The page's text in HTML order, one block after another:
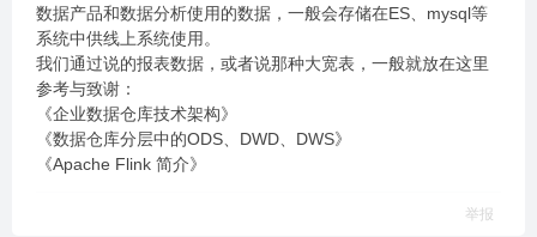
数据产品和数据分析使用的数据，一般会存储在ES、mysql等
系统中供线上系统使用。
我们通过说的报表数据，或者说那种大宽表，一般就放在这里
参考与致谢：
《企业数据仓库技术架构》
《数据仓库分层中的ODS、DWD、DWS》
《Apache Flink 简介》
举报